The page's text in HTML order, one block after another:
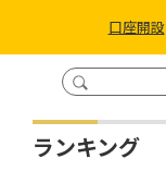
口座開設
ランキング